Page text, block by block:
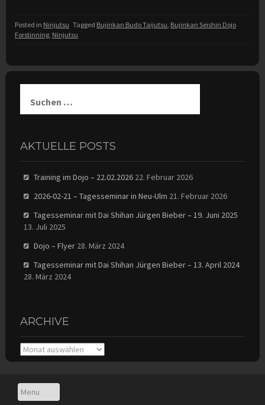
Posted in Ninjutsu Tagged Bujinkan Budo Taijutsu, Bujinkan Seishin Dojo
Forstinning, Ninjutsu
nach:
AKTUELLE POSTS
Training im Dojo – 22.02.2026 22. Februar 2026
2026-02-21 – Tagesseminar in Neu-Ulm 21. Februar 2026
Tagesseminar mit Dai Shihan Jürgen Bieber – 19. Juni 2025
13. Juli 2025
Dojo – Flyer 28. März 2024
Tagesseminar mit Dai Shihan Jürgen Bieber – 13. April 2024
28. März 2024
ARCHIVE
Archive